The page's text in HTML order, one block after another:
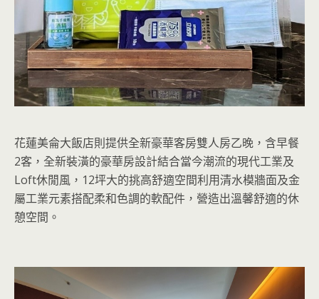
花蓮美侖大飯店則提供全新豪華客房雙人房乙晚，含早餐
2客，全新裝潢的豪華房設計結合當今潮流的現代工業及
Loft休閒風，12坪大的挑高舒適空間利用清水模牆面及金
屬工業元素搭配柔和色調的軟配件，營造出溫馨舒適的休
憩空間。